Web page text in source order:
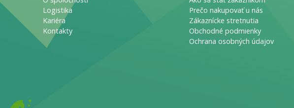
Logistika
Kariéra
Kontakty
Prečo nakupovať u nás
Zákaznícke stretnutia
Obchodné podmienky
Ochrana osobných údajov